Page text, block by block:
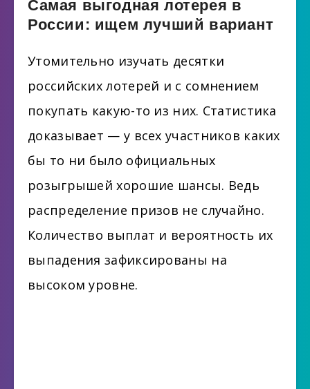
Самая выгодная лотерея в
России: ищем лучший вариант
Утомительно изучать десятки
российских лотерей и с сомнением
покупать какую-то из них. Статистика
доказывает — у всех участников каких
бы то ни было официальных
розыгрышей хорошие шансы. Ведь
распределение призов не случайно.
Количество выплат и вероятность их
выпадения зафиксированы на
высоком уровне.